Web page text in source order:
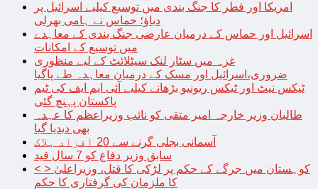
امریکا اور قطر کا جنگ بندی میں توسیع کیلیے اسرائیل پر
دباؤ؛ حماس نے ہامی بھرلی
اسرائیل اور حماس کے درمیان عارضی جنگ بندی کے معاہدے
میں توسیع کے امکانات
غزہ میں سٹار لنک سیٹلائٹ کے لیے منظوری
ضروری،اسرائیل اور مسک کے درمیان معاہدہ طے پاگیا
ٹیکس نیٹ اور ٹیکس ریونیو بڑھانے کیلیے آئی ایم ایف کی ٹیم
پاکستان پہنچ گئی
طالبان وزیر خارجہ امیر متقی کو نائب وزیراعظم کا عہدہ
بھی دیدیا گیا
آسمانی بجلی گرنے سے 20 افراد ہلاک
سابق وزیر دفاع کو 7 سال قید
< > کوہستان میں جرگے کے حکم پر لڑکی کا قتل، وزیراعلیٰ
کا ملزمان کی گرفتاری کا حکم